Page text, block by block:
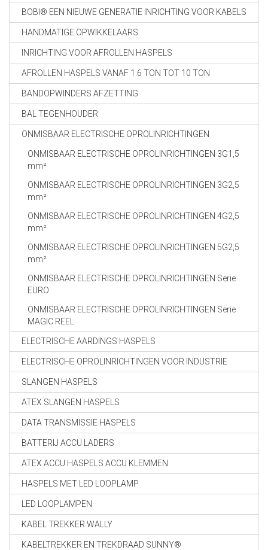
BOBI® EEN NIEUWE GENERATIE INRICHTING VOOR KABELS
HANDMATIGE OPWIKKELAARS
INRICHTING VOOR AFROLLEN HASPELS
AFROLLEN HASPELS VANAF 1.6 TON TOT 10 TON
BANDOPWINDERS AFZETTING
BAL TEGENHOUDER
ONMISBAAR ELECTRISCHE OPROLINRICHTINGEN
ONMISBAAR ELECTRISCHE OPROLINRICHTINGEN 3G1,5
mm²
ONMISBAAR ELECTRISCHE OPROLINRICHTINGEN 3G2,5
mm²
ONMISBAAR ELECTRISCHE OPROLINRICHTINGEN 4G2,5
mm²
ONMISBAAR ELECTRISCHE OPROLINRICHTINGEN 5G2,5
mm²
ONMISBAAR ELECTRISCHE OPROLINRICHTINGEN Serie
EURO
ONMISBAAR ELECTRISCHE OPROLINRICHTINGEN Serie
MAGIC REEL
ELECTRISCHE AARDINGS HASPELS
ELECTRISCHE OPROLINRICHTINGEN VOOR INDUSTRIE
SLANGEN HASPELS
ATEX SLANGEN HASPELS
DATA TRANSMISSIE HASPELS
BATTERIJ ACCU LADERS
ATEX ACCU HASPELS ACCU KLEMMEN
HASPELS MET LED LOOPLAMP
LED LOOPLAMPEN
KABEL TREKKER WALLY
KABELTREKKER EN TREKDRAAD SUNNY®